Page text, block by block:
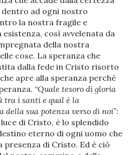
ad ogni nostro
la nostra fragile e
così avvelenata da
della nostra
cose. La speranza che
dalla fede in Cristo risorto
apre alla speranza perché
“Quale tesoro di gloria
tra i santi e qual è la
sua potenza verso di noi”:
di Cristo, è lo splendido
eterno di ogni uomo che
presenza di Cristo. Ed è ciò